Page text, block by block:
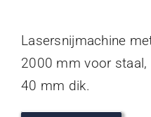
Lasersnijmachine
2000 mm voor
40 mm dik.